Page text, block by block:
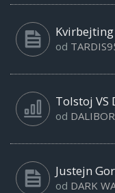
Kvirbejting
od
Tolstoj VS
od
Justejn
od DARK